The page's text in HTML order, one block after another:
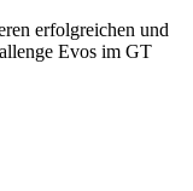
erfolgreichen und
Evos im GT